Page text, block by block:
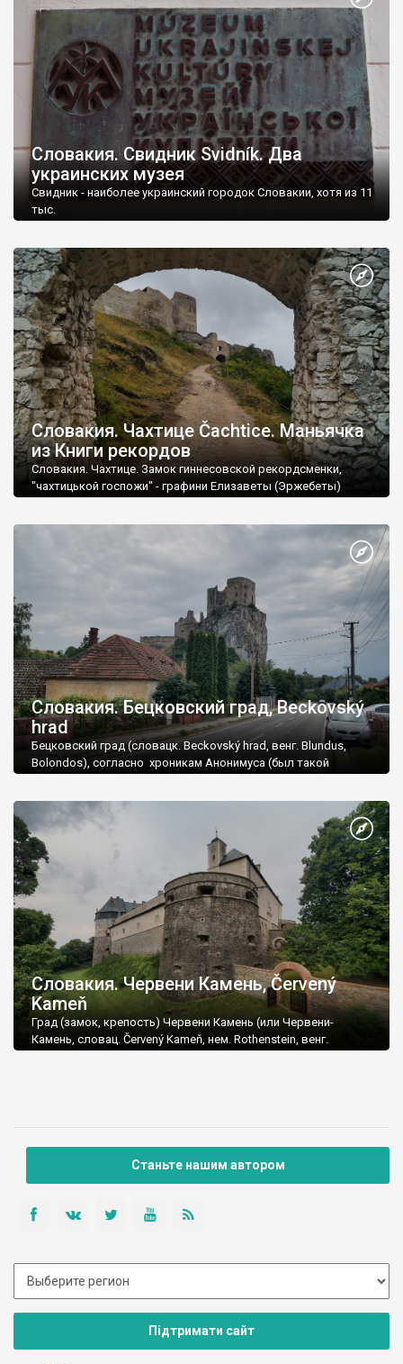
Словакия. Свидник Svidník. Два
украинских музея
Свидник - наиболее украинский городок Словакии, хотя из 11
тыс.
Словакия. Чахтице Čachtice. Маньячка
из Книги рекордов
Словакия. Чахтице. Замок гиннесовской рекордсменки,
"чахтицькой госпожи" - графини Елизаветы (Эржебеты)
Словакия. Бецковский град, Beckovský
hrad
Бецковский град (словацк. Beckovský hrad, венг. Blundus,
Bolondos), согласно хроникам Анонимуса (был такой
Словакия. Червени Камень, Červený
Kameň
Град (замок, крепость) Червени Камень (или Червени-
Камень, словац. Červený Kameň, нем. Rothenstein, венг.
Станьте нашим автором
Підтримати сайт